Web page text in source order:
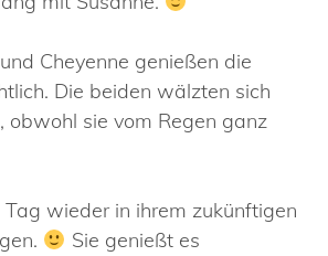
Cheyenne genießen die
Die beiden wälzten sich
obwohl sie vom Regen ganz
wieder in ihrem zukünftigen
Sie genießt es